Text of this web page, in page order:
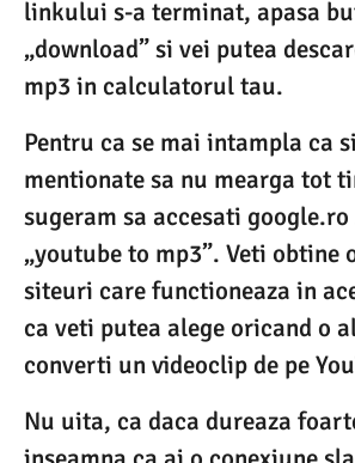
linkului s-a terminat, apasa
„download” si vei putea
mp3 in calculatorul tau.
Pentru ca se mai intampla ca
mentionate sa nu mearga tot
sugeram sa accesati
„youtube to mp3”. Veti obtine
siteuri care functioneaza in
ca veti putea alege oricand o
converti un videoclip de pe
Nu uita, ca daca dureaza